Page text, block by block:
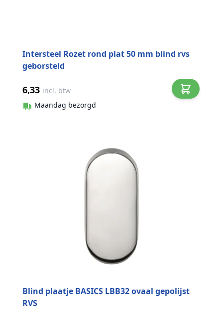
Intersteel Rozet rond plat 50 mm blind rvs
geborsteld
6,33 incl. btw
Maandag bezorgd
Blind plaatje BASICS LBB32 ovaal gepolijst
RVS